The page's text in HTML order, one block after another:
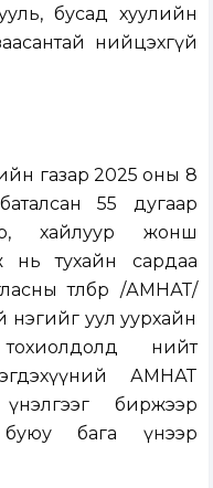
бусад хуулийн
нийцэхгүй
газар 2025 оны 8
55 дугаар
хайлуур жонш
нь тухайн сардаа
төлбөр /АМНАТ/
нэгийг уул уурхайн
нийт
АМНАТ
биржээр
буюу бага үнээр